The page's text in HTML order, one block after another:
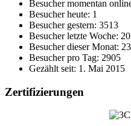
Besucher momentan
Besucher heute: 1
Besucher gestern: 3513
Besucher letzte Woche:
Besucher dieser Monat:
Besucher pro Tag: 2905
Gezählt seit: 1. Mai 2015
Zertifizierungen